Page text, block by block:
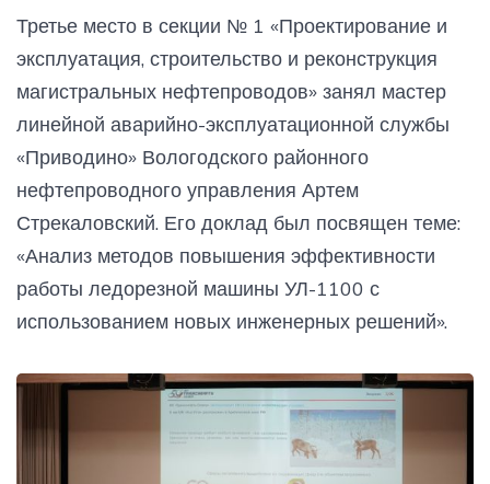
Третье место в секции № 1 «Проектирование и
эксплуатация, строительство и реконструкция
магистральных нефтепроводов» занял мастер
линейной аварийно-эксплуатационной службы
«Приводино» Вологодского районного
нефтепроводного управления Артем
Стрекаловский. Его доклад был посвящен теме:
«Анализ методов повышения эффективности
работы ледорезной машины УЛ-1100 с
использованием новых инженерных решений».